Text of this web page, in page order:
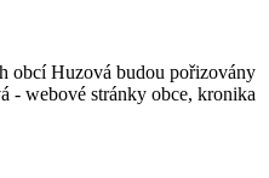
obcí Huzová budou pořizovány
- webové stránky obce, kronika